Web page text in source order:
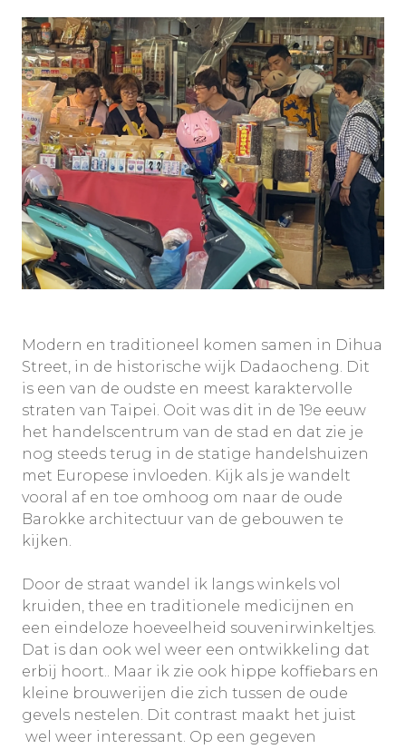
Modern en traditioneel komen samen in Dihua
Street, in de historische wijk Dadaocheng. Dit
is een van de oudste en meest karaktervolle
straten van Taipei. Ooit was dit in de 19e eeuw
het handelscentrum van de stad en dat zie je
nog steeds terug in de statige handelshuizen
met Europese invloeden. Kijk als je wandelt
vooral af en toe omhoog om naar de oude
Barokke architectuur van de gebouwen te
kijken.
Door de straat wandel ik langs winkels vol
kruiden, thee en traditionele medicijnen en
een eindeloze hoeveelheid souvenirwinkeltjes.
Dat is dan ook wel weer een ontwikkeling dat
erbij hoort.. Maar ik zie ook hippe koffiebars en
kleine brouwerijen die zich tussen de oude
gevels nestelen. Dit contrast maakt het juist
wel weer interessant. Op een gegeven